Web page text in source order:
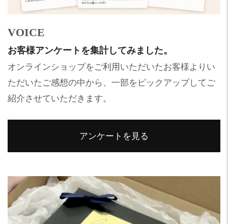
VOICE
お客様アンケートを集計してみました。
オンラインショップをご利用いただいたお客様よりい
ただいたご感想の中から、一部をピックアップしてご
紹介させていただきます。
アンケートを見る